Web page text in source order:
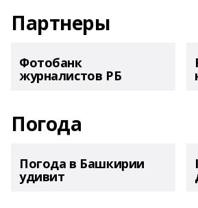
Партнеры
Фотобанк
журналистов РБ
Погода
Погода в Башкирии
удивит